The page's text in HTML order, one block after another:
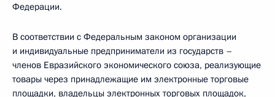
Федерации.
В соответствии с Федеральным законом организации
и индивидуальные предприниматели из государств –
членов Евразийского экономического союза, реализующие
товары через принадлежащие им электронные торговые
площадки, владельцы электронных торговых площадок,